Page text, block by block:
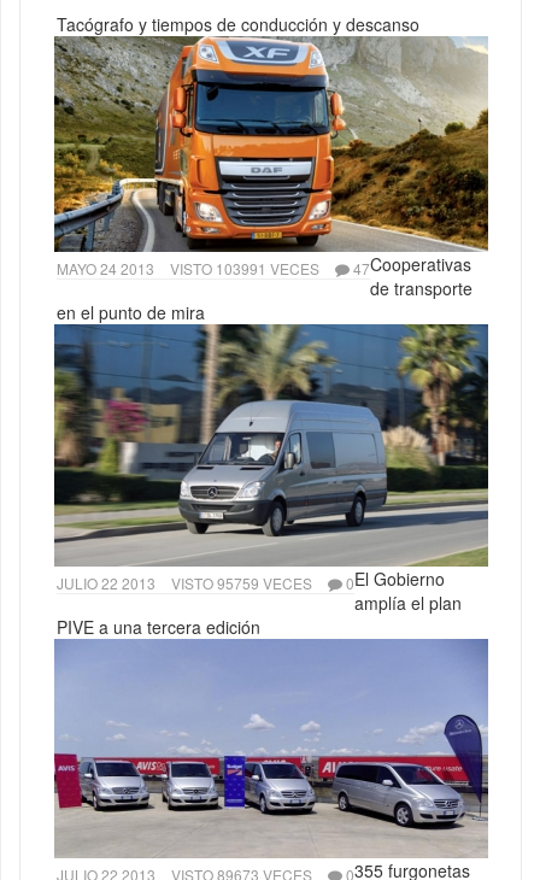
Tacógrafo y tiempos de conducción y descanso
MAYO 24 2013 VISTO 103991 VECES 47Cooperativas
de transporte
en el punto de mira
JULIO 22 2013 VISTO 95759 VECES 0El Gobierno
amplía el plan
PIVE a una tercera edición
JULIO 22 2013 VISTO 89673 VECES 0355 furgonetas